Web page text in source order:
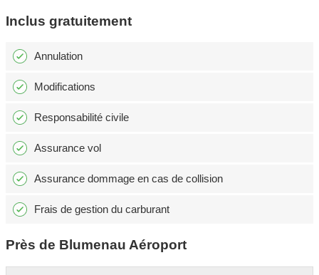
Inclus gratuitement
Annulation
Modifications
Responsabilité civile
Assurance vol
Assurance dommage en cas de collision
Frais de gestion du carburant
Près de Blumenau Aéroport